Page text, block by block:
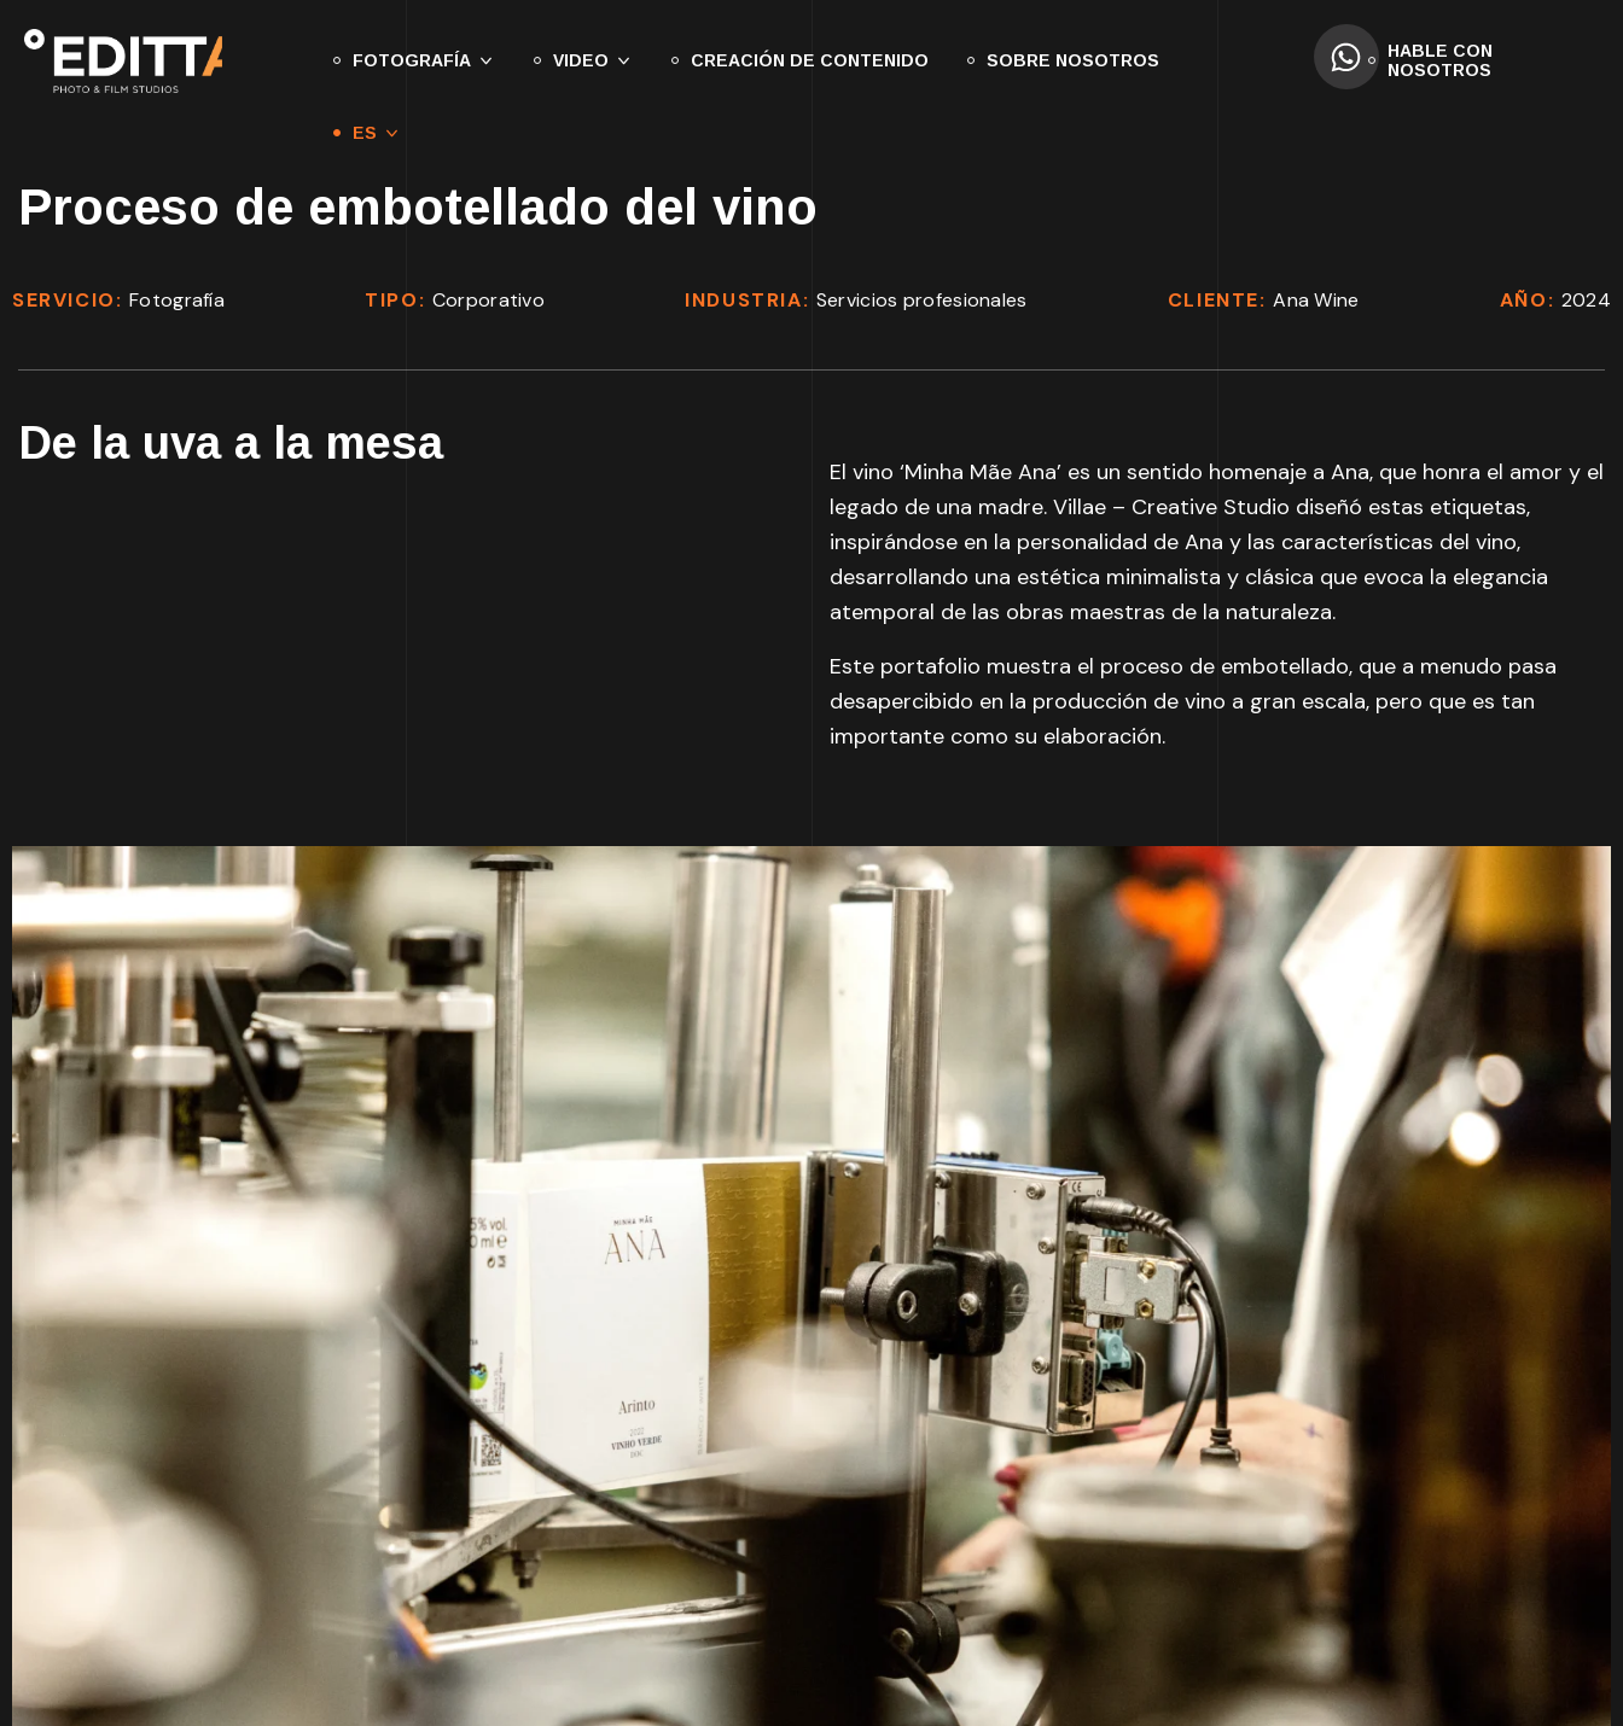
FOTOGRAFÍA VIDEO CREACIÓN DE CONTENIDO SOBRE NOSOTROS
ES
HABLE CON
NOSOTROS
Proceso de embotellado del vino
SERVICIO: Fotografía TIPO: Corporativo INDUSTRIA: Servicios profesionales CLIENTE:Ana Wine AÑO: 2024
De la uva a la mesa
El vino ‘Minha Mãe Ana’ es un sentido homenaje a Ana, que honra el amor y el
legado de una madre. Villae – Creative Studio diseñó estas etiquetas,
inspirándose en la personalidad de Ana y las características del vino,
desarrollando una estética minimalista y clásica que evoca la elegancia
atemporal de las obras maestras de la naturaleza.
Este portafolio muestra el proceso de embotellado, que a menudo pasa
desapercibido en la producción de vino a gran escala, pero que es tan
importante como su elaboración.